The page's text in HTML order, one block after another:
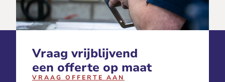
Vraag vrijblijvend
een offerte op maat
VRAAG OFFERTE AAN